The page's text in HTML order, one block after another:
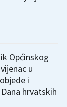
Općinskog
u
i
hrvatskih